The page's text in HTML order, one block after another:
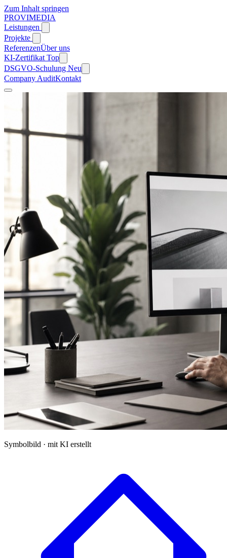
Zum Inhalt springen
PROVIMEDIA
Leistungen
Projekte
ReferenzenÜber uns
KI-Zertifikat Top
DSGVO-Schulung Neu
Company AuditKontakt
Symbolbild · mit KI erstellt